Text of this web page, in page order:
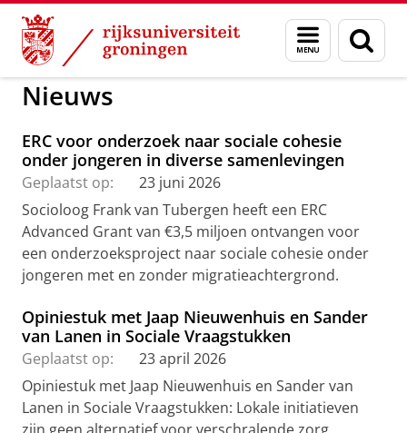
Skip
Content
Skip
Navigation
Menu
en
zoeken
GMW Onderzoek Sociologie
Nieuws
ERC voor onderzoek naar sociale cohesie
onder jongeren in diverse samenlevingen
Geplaatst op:
23 juni 2026
Socioloog Frank van Tubergen heeft een ERC
Advanced Grant van €3,5 miljoen ontvangen voor
een onderzoeksproject naar sociale cohesie onder
jongeren met en zonder migratieachtergrond.
Opiniestuk met Jaap Nieuwenhuis en Sander
van Lanen in Sociale Vraagstukken
Geplaatst op:
23 april 2026
Opiniestuk met Jaap Nieuwenhuis en Sander van
Lanen in Sociale Vraagstukken: Lokale initiatieven